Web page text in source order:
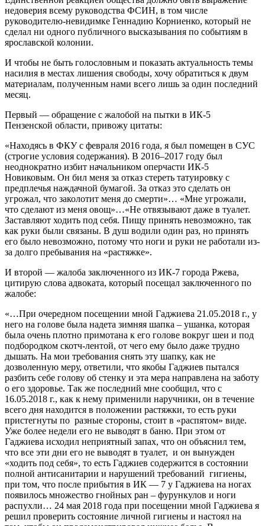
недоверия всему руководства ФСИН, в том числе
руководителю-невидимке Геннадию Корниенко, который не
сделал ни одного публичного высказывания по событиям в
ярославской колонии.
И чтобы не быть голословным и показать актуальность темы
насилия в местах лишения свободы, хочу обратиться к двум
материалам, полученным нами всего лишь за один последний
месяц.
Первый — обращение с жалобой на пытки в ИК-5
Пензенской области, привожу цитаты:
«Находясь в ФКУ с февраля 2016 года, я был помещен в СУС
(строгие условия содержания). В 2016–2017 году был
неоднократно избит начальником оперчасти ИК-5
Новиковым. Он бил меня за отказ стереть татуировку с
предплечья наждачной бумагой. За отказ это сделать он
угрожал, что заколотит меня до смерти»… «Мне угрожали,
что сделают из меня овощ»…«Не отвязывают даже в туалет.
Заставляют ходить под себя. Пищу принять невозможно, так
как руки были связаны. В душ водили один раз, но принять
его было невозможно, потому что ноги и руки не работали из-
за долго пребывания на «растяжке».
И второй — жалоба заключенного из ИК-7 города Ржева,
цитирую слова адвоката, который посещал заключенного по
жалобе:
«…При очередном посещении мной Гаджиева 21.05.2018 г., у
него на голове была надета зимняя шапка – ушанка, которая
была очень плотно примотана к его голове вокруг шеи и под
подбородком скотч-лентой, от чего ему было даже трудно
дышать. На мои требования снять эту шапку, как не
дозволенную меру, ответили, что якобы Гаджиев пытался
разбить себе голову об стенку и эта мера направлена на заботу
о его здоровье. Так же последний мне сообщил, что с
16.05.2018 г., как к нему применили наручники, он в течение
всего дня находится в положении растяжки, то есть руки
пристегнуты по разные стороны, стоит в «распятом» виде.
Уже более недели его не выводят в баню. При этом от
Гаджиева исходил неприятный запах, что он объяснил тем,
что все эти дни его не выводят в туалет, и он вынужден
«ходить под себя», то есть Гаджиев содержится в состоянии
полной антисанитарии и нарушений требований гигиены,
при том, что после прибытия в ИК — 7 у Гаджиева на ногах
появилось множество гнойных ран – фурункулов и ноги
распухли… 24 мая 2018 года при посещении мной Гаджиева я
решил проверить состояние личной гигиены и настоял на